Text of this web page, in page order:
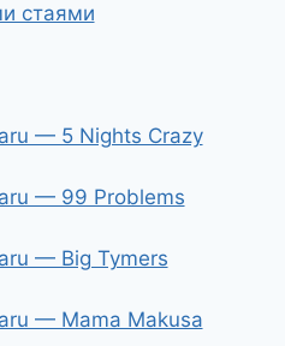
стаями
— 5 Nights Crazy
— 99 Problems
— Big Tymers
— Mama Makusa